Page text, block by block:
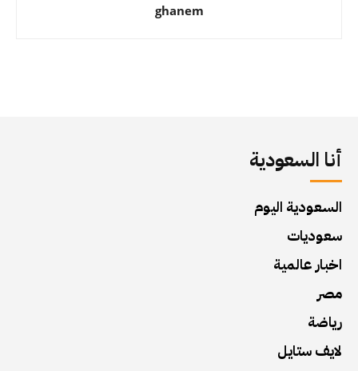
ghanem
أنا السعودية
السعودية اليوم
سعوديات
اخبار عالمية
مصر
رياضة
لايف ستايل